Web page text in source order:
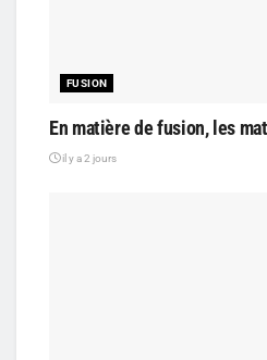
FUSION
En matière de fusion, les
il y a 2 jours